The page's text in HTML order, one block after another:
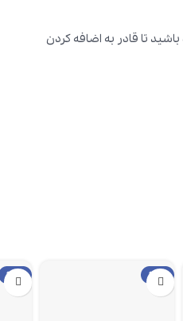
تا قادر به اضافه کردن
حراج حراج